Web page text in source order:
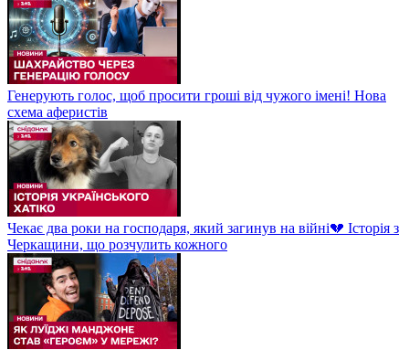
Генерують голос, щоб просити гроші від чужого імені! Нова
схема аферистів
Чекає два роки на господаря, який загинув на війні💔 Історія з
Черкащини, що розчулить кожного